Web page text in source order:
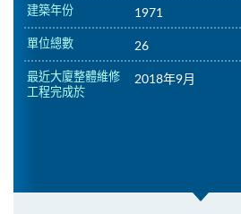
建築年份 1971
單位總數 26
最近大廈整體維修
工程完成於
2018年9月